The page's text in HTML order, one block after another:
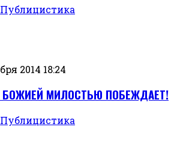
Публицистика
2014 18:24
МИЛОСТЬЮ ПОБЕЖДАЕТ!
Публицистика